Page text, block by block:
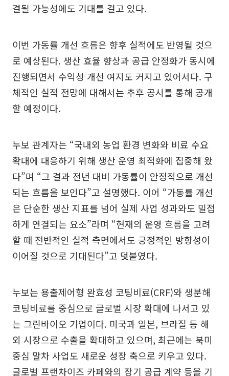
결될 가능성에도 기대를 걸고 있다.
이번 가동률 개선 흐름은 향후 실적에도 반영될 것으
로 예상된다. 생산 효율 향상과 공급 안정화가 동시에
진행되면서 수익성 개선 여지도 커지고 있어서다. 구
체적인 실적 전망에 대해서는 추후 공시를 통해 공개
할 예정이다.
누보 관계자는 “국내외 농업 환경 변화와 비료 수요
확대에 대응하기 위해 생산 운영 최적화에 집중해 왔
다”며 “그 결과 전년 대비 가동률이 안정적으로 개선
되는 흐름을 보인다”고 설명했다. 이어 “가동률 개선
은 단순한 생산 지표를 넘어 실제 사업 성과와도 밀접
하게 연결되는 요소”라며 “현재의 운영 흐름을 고려
할 때 전반적인 실적 측면에서도 긍정적인 방향성이
이어질 것으로 기대된다”고 덧붙였다.
누보는 용출제어형 완효성 코팅비료(CRF)와 생분해
코팅비료를 중심으로 글로벌 시장 확대에 나서고 있
는 그린바이오 기업이다. 미국과 일본, 브라질 등 해
외 시장으로 수출을 확대하고 있으며, 최근에는 북미
중심 말차 사업도 새로운 성장 축으로 키우고 있다.
글로벌 프랜차이즈 카페와의 장기 공급 계약 등을 기